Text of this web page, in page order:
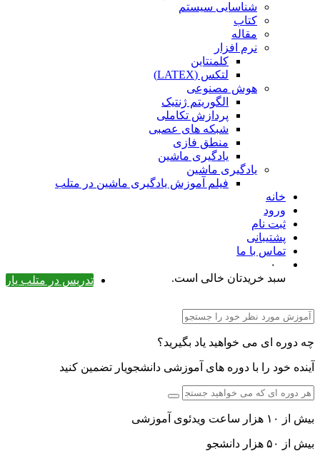
شناسایی سیستم
کتاب
مقاله
نرم افزار
کلمنتاین
لتکس (LATEX)
هوش مصنوعی
الگوریتم ژنتیک
پردازش تکاملی
شبکه های عصبی
منطق فازی
یادگیری ماشین
یادگیری ماشین
فیلم آموزش یادگیری ماشین در متلب
خانه
ورود
ثبت نام
پشتیبانی
تماس با ما
۰
تدریس در متلب یار
سبد خریدتان خالی است.
چه دوره ای می خواهید یاد بگیرید؟
آینده خود را با دوره های آموزشی دانشجویار تضمین کنید
بیش از ۱۰ هزار ساعت ویدئوی آموزشی
بیش از ۵۰ هزار دانشجو